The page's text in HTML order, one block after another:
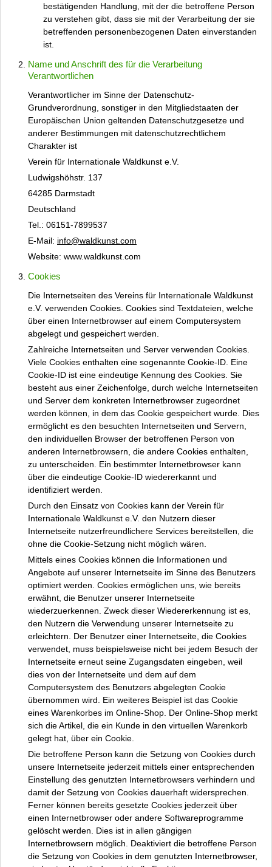
bestätigenden Handlung, mit der die betroffene Person
zu verstehen gibt, dass sie mit der Verarbeitung der sie
betreffenden personenbezogenen Daten einverstanden
ist.
Name und Anschrift des für die Verarbeitung
Verantwortlichen
Verantwortlicher im Sinne der Datenschutz-
Grundverordnung, sonstiger in den Mitgliedstaaten der
Europäischen Union geltenden Datenschutzgesetze und
anderer Bestimmungen mit datenschutzrechtlichem
Charakter ist
Verein für Internationale Waldkunst e.V.
Ludwigshöhstr. 137
64285 Darmstadt
Deutschland
Tel.: 06151-7899537
E-Mail: info@waldkunst.com
Website: www.waldkunst.com
Cookies
Die Internetseiten des Vereins für Internationale Waldkunst
e.V. verwenden Cookies. Cookies sind Textdateien, welche
über einen Internetbrowser auf einem Computersystem
abgelegt und gespeichert werden.
Zahlreiche Internetseiten und Server verwenden Cookies.
Viele Cookies enthalten eine sogenannte Cookie-ID. Eine
Cookie-ID ist eine eindeutige Kennung des Cookies. Sie
besteht aus einer Zeichenfolge, durch welche Internetseiten
und Server dem konkreten Internetbrowser zugeordnet
werden können, in dem das Cookie gespeichert wurde. Dies
ermöglicht es den besuchten Internetseiten und Servern,
den individuellen Browser der betroffenen Person von
anderen Internetbrowsern, die andere Cookies enthalten,
zu unterscheiden. Ein bestimmter Internetbrowser kann
über die eindeutige Cookie-ID wiedererkannt und
identifiziert werden.
Durch den Einsatz von Cookies kann der Verein für
Internationale Waldkunst e.V. den Nutzern dieser
Internetseite nutzerfreundlichere Services bereitstellen, die
ohne die Cookie-Setzung nicht möglich wären.
Mittels eines Cookies können die Informationen und
Angebote auf unserer Internetseite im Sinne des Benutzers
optimiert werden. Cookies ermöglichen uns, wie bereits
erwähnt, die Benutzer unserer Internetseite
wiederzuerkennen. Zweck dieser Wiedererkennung ist es,
den Nutzern die Verwendung unserer Internetseite zu
erleichtern. Der Benutzer einer Internetseite, die Cookies
verwendet, muss beispielsweise nicht bei jedem Besuch der
Internetseite erneut seine Zugangsdaten eingeben, weil
dies von der Internetseite und dem auf dem
Computersystem des Benutzers abgelegten Cookie
übernommen wird. Ein weiteres Beispiel ist das Cookie
eines Warenkorbes im Online-Shop. Der Online-Shop merkt
sich die Artikel, die ein Kunde in den virtuellen Warenkorb
gelegt hat, über ein Cookie.
Die betroffene Person kann die Setzung von Cookies durch
unsere Internetseite jederzeit mittels einer entsprechenden
Einstellung des genutzten Internetbrowsers verhindern und
damit der Setzung von Cookies dauerhaft widersprechen.
Ferner können bereits gesetzte Cookies jederzeit über
einen Internetbrowser oder andere Softwareprogramme
gelöscht werden. Dies ist in allen gängigen
Internetbrowsern möglich. Deaktiviert die betroffene Person
die Setzung von Cookies in dem genutzten Internetbrowser,